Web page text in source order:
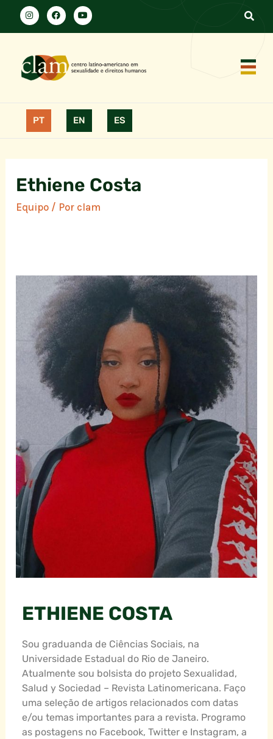
PT EN ES
Ethiene Costa
Equipo / Por clam
ETHIENE COSTA
Sou graduanda de Ciências Sociais, na
Universidade Estadual do Rio de Janeiro.
Atualmente sou bolsista do projeto Sexualidad,
Salud y Sociedad – Revista Latinomericana. Faço
uma seleção de artigos relacionados com datas
e/ou temas importantes para a revista. Programo
as postagens no Facebook, Twitter e Instagram, a